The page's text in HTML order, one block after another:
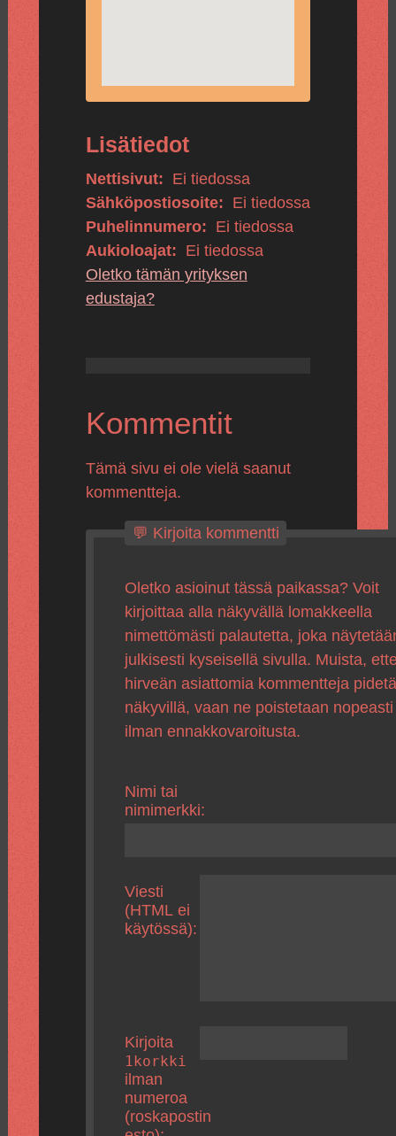
Lisätiedot
Nettisivut: Ei tiedossa
Sähköpostiosoite: Ei tiedossa
Puhelinnumero: Ei tiedossa
Aukioloajat: Ei tiedossa
Oletko tämän yrityksen
edustaja?
Kommentit
Tämä sivu ei ole vielä saanut
kommentteja.
💬 Kirjoita kommentti
Oletko asioinut tässä paikassa? Voit
kirjoittaa alla näkyvällä lomakkeella
nimettömästi palautetta, joka
julkisesti kyseisellä sivulla. Muista,
hirveän asiattomia kommentteja pidetä
näkyvillä, vaan ne poistetaan
ilman ennakkovaroitusta.
Nimi tai
nimimerkki:
Viesti
(HTML ei
käytössä):
Kirjoita
1korkki
ilman
numeroa
(roskapostin